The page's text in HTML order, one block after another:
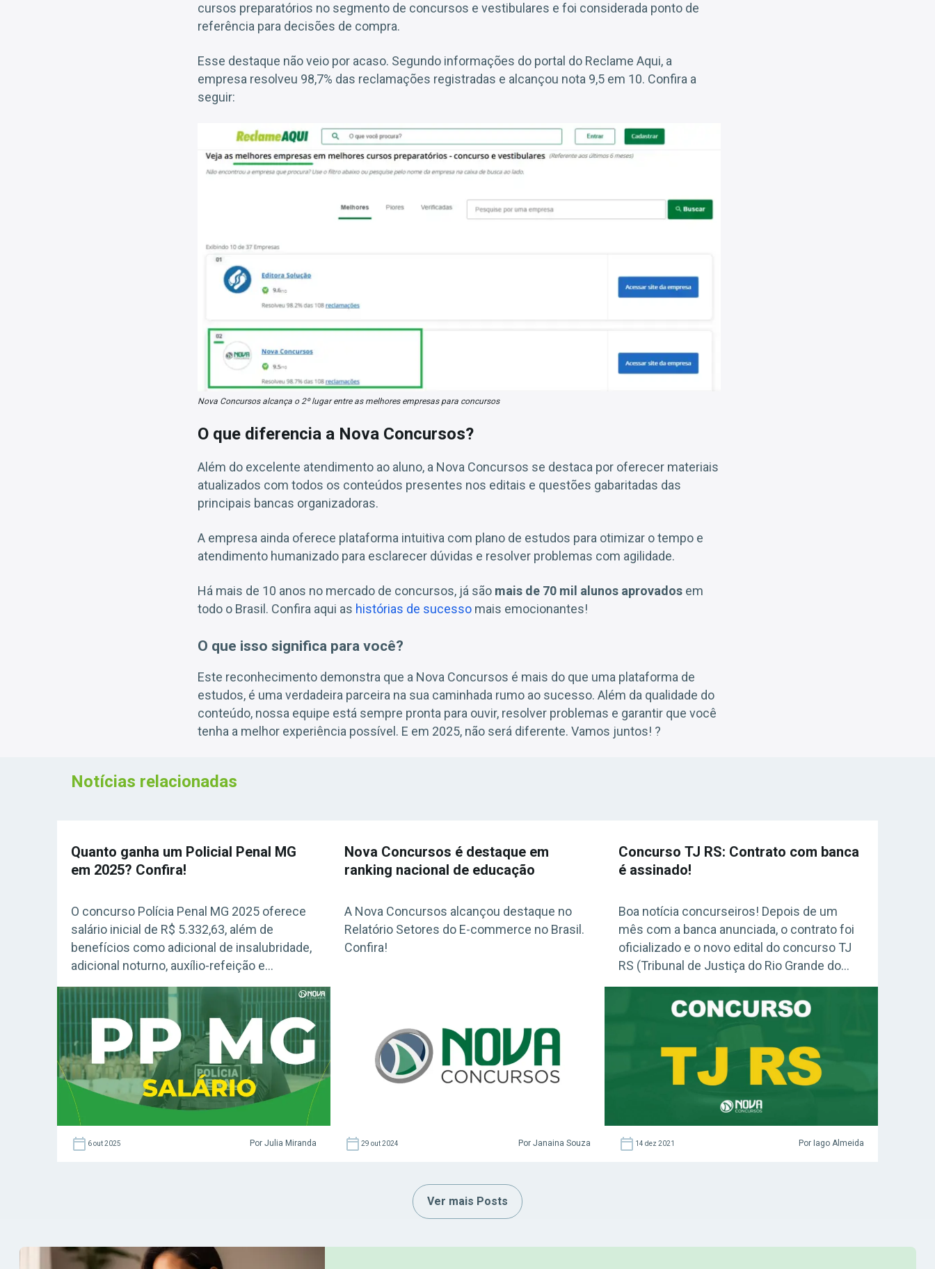
cursos preparatórios no segmento de concursos e vestibulares e foi considerada ponto de
referência para decisões de compra.
Esse destaque não veio por acaso. Segundo informações do portal do Reclame Aqui, a
empresa resolveu 98,7% das reclamações registradas e alcançou nota 9,5 em 10. Confira a
seguir:
Nova Concursos alcança o 2º lugar entre as melhores empresas para concursos
O que diferencia a Nova Concursos?
Além do excelente atendimento ao aluno, a Nova Concursos se destaca por oferecer materiais
atualizados com todos os conteúdos presentes nos editais e questões gabaritadas das
principais bancas organizadoras.
A empresa ainda oferece plataforma intuitiva com plano de estudos para otimizar o tempo e
atendimento humanizado para esclarecer dúvidas e resolver problemas com agilidade.
Há mais de 10 anos no mercado de concursos, já são mais de 70 mil alunos aprovados em
todo o Brasil. Confira aqui as histórias de sucesso mais emocionantes!
O que isso significa para você?
Este reconhecimento demonstra que a Nova Concursos é mais do que uma plataforma de
estudos, é uma verdadeira parceira na sua caminhada rumo ao sucesso. Além da qualidade do
conteúdo, nossa equipe está sempre pronta para ouvir, resolver problemas e garantir que você
tenha a melhor experiência possível. E em 2025, não será diferente. Vamos juntos! ?
Notícias relacionadas
Quanto ganha um Policial Penal MG
em 2025? Confira!
O concurso Polícia Penal MG 2025 oferece
salário inicial de R$ 5.332,63, além de
benefícios como adicional de insalubridade,
adicional noturno, auxílio-refeição e
gratificação de desempenho. Veja todos os
detalhes sobre a remuneração e vantagens
da carreira!
6 out 2025 Por Julia Miranda
Nova Concursos é destaque em
ranking nacional de educação
A Nova Concursos alcançou destaque no
Relatório Setores do E-commerce no Brasil.
Confira!
29 out 2024 Por Janaina Souza
Concurso TJ RS: Contrato com banca
é assinado!
Boa notícia concurseiros! Depois de um
mês com a banca anunciada, o contrato foi
oficializado e o novo edital do concurso TJ
RS (Tribunal de Justiça do Rio Grande do
Sul) será publicado em breve. Expectativa é
para 28 vagas! Acesse agora o Curso Grátis
INSS 2026! Confira: Guia como montar um
14 dez 2021 Por Iago Almeida
Ver mais Posts